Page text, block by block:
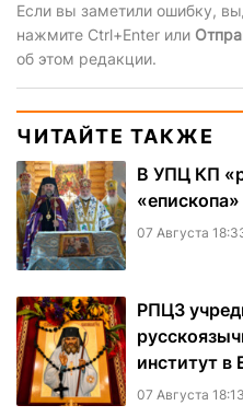
Если вы заметили ошибку,
нажмите Ctrl+Enter или
об этом редакции.
ЧИТАЙТЕ ТАКЖЕ
В УПЦ КП
07 Августа
РПЦЗ
институт в
07 Августа 18:13